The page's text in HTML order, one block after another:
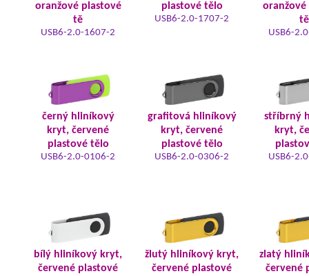
oranžové plastové
tě
USB6-2.0-1607-2
plastové tělo
USB6-2.0-1707-2
oranžové
USB6-
černý hliníkový
kryt, červené
plastové tělo
USB6-2.0-0106-2
grafitová hliníkový
kryt, červené
plastové tělo
USB6-2.0-0306-2
stříbrný
kryt,
USB6-
bílý hliníkový kryt,
červené plastové
žlutý hliníkový kryt,
červené plastové
zlatý
červené